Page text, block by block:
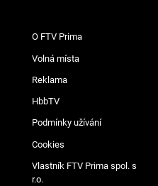
O FTV Prima
Volná místa
Reklama
HbbTV
Podmínky užívání
Cookies
Vlastník FTV Prima spol. s
r.o.